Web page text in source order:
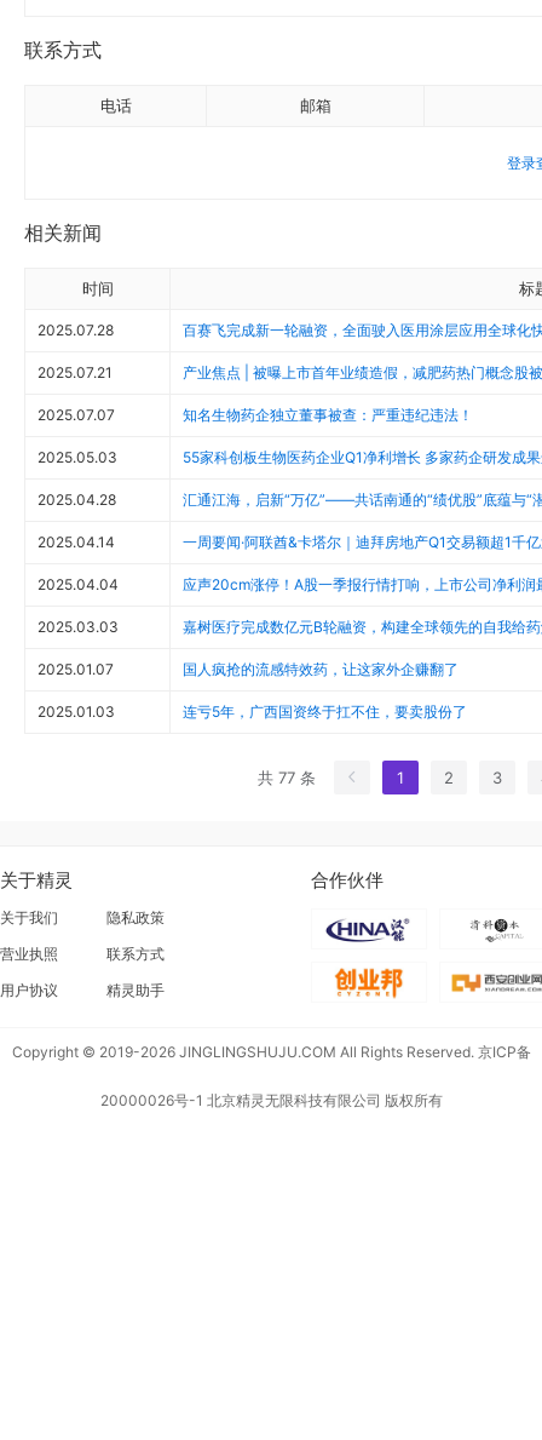
联系方式
电话 邮箱
登录
相关新闻
时间 标
2025.07.28 百赛飞完成新一轮融资，全面驶入医用涂层应用全球化
2025.07.21 产业焦点 | 被曝上市首年业绩造假，减肥药热门概念股
2025.07.07 知名生物药企独立董事被查：严重违纪违法！
2025.05.03 55家科创板生物医药企业Q1净利增长 多家药企研发成
2025.04.28 汇通江海，启新“万亿”——共话南通的“绩优股”底蕴与“
2025.04.14 一周要闻·阿联酋&卡塔尔｜迪拜房地产Q1交易额超1千
2025.04.04 应声20cm涨停！A股一季报行情打响，上市公司净利润
2025.03.03 嘉树医疗完成数亿元B轮融资，构建全球领先的自我给
2025.01.07 国人疯抢的流感特效药，让这家外企赚翻了
2025.01.03 连亏5年，广西国资终于扛不住，要卖股份了
共 77 条 1 2 3
关于精灵
关于我们
营业执照
用户协议
隐私政策
联系方式
精灵助手
合作伙伴
Copyright © 2019-2026 JINGLINGSHUJU.COM All Rights Reserved.京ICP备
20000026号-1 北京精灵无限科技有限公司 版权所有